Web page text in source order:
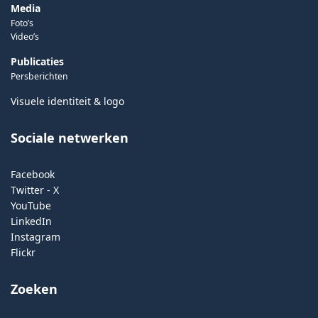
Media
Foto’s
Video’s
Publicaties
Persberichten
Visuele identiteit & logo
Sociale netwerken
Facebook
Twitter - X
YouTube
LinkedIn
Instagram
Flickr
Zoeken